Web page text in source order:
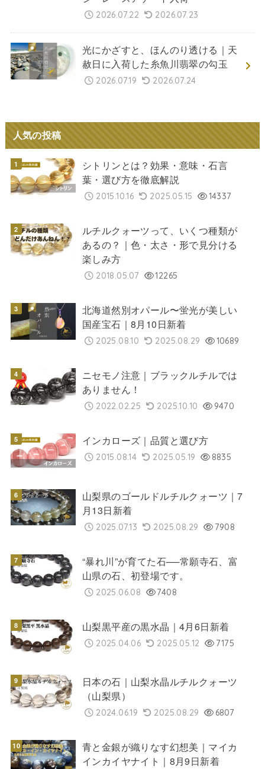
2026.07.22 2026.07.23
光にかざすと、ほんのり透ける｜天
赦日に入荷した糸魚川翡翠の勾玉
2026.07.19 2026.07.24
人気の投稿
シトリンとは？効果・意味・石言
葉・選び方を徹底解説
2015.10.16 2025.05.15 14337
ルチルクォーツって、いくつ種類が
あるの？｜色・太さ・形で見分ける
楽しみ方
2018.05.07 12265
北海道然別オパール〜蛍光が美しい
国産宝石｜8月10日新着
2025.08.10 2025.08.29 10689
ニセモノ注意｜ブラックルチルでは
ありません！
2022.02.25 2025.10.10 9470
インカローズ｜品質と選び方
2015.08.14 2025.05.19 8835
山梨県のゴールドルチルクォーツ｜7
月13日新着
2025.07.13 2025.08.29 7908
“暴れ川”が育てた石──常願寺石、富
山県の石、初登場です。
2025.06.08 7408
山梨黒平産の黒水晶｜4月6日新着
2025.04.06 2025.05.12 7175
日本の石｜山梨水晶ルチルクォーツ
（山梨県）
2024.06.19 2025.08.29 6807
青と金銀が織りなす幻想美｜マイカ
インカイヤナイト｜8月9日新着